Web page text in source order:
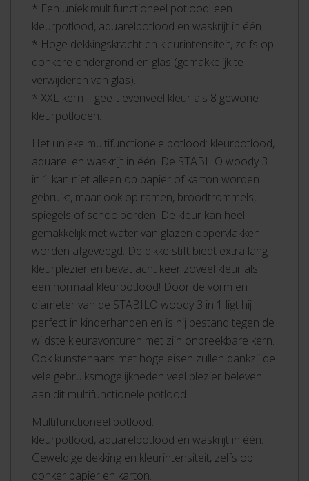
* Een uniek multifunctioneel potlood: een
kleurpotlood, aquarelpotlood en waskrijt in één.
* Hoge dekkingskracht en kleurintensiteit, zelfs op
donkere ondergrond en glas (gemakkelijk te
verwijderen van glas).
* XXL kern – geeft evenveel kleur als 8 gewone
kleurpotloden.
Het unieke multifunctionele potlood: kleurpotlood,
aquarel en waskrijt in één! De STABILO woody 3
in 1 kan niet alleen op papier of karton worden
gebruikt, maar ook op ramen, broodtrommels,
spiegels of schoolborden. De kleur kan heel
gemakkelijk met water van glazen oppervlakken
worden afgeveegd. De dikke stift biedt extra lang
kleurplezier en bevat acht keer zoveel kleur als
een normaal kleurpotlood! Door de vorm en
diameter van de STABILO woody 3 in 1 ligt hij
perfect in kinderhanden en is hij bestand tegen de
wildste kleuravonturen met zijn onbreekbare kern.
Ook kunstenaars met hoge eisen zullen dankzij de
vele gebruiksmogelijkheden veel plezier beleven
aan dit multifunctionele potlood.
Multifunctioneel potlood:
kleurpotlood, aquarelpotlood en waskrijt in één.
Geweldige dekking en kleurintensiteit, zelfs op
donker papier en karton.